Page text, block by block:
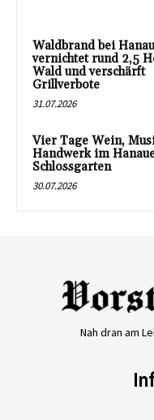
Waldbrand bei Hanau
vernichtet rund 2,5
Wald und verschärft
Grillverbote
31.07.2026
Vier Tage Wein,
Handwerk im
Schlossgarten
30.07.2026
Nah dran am